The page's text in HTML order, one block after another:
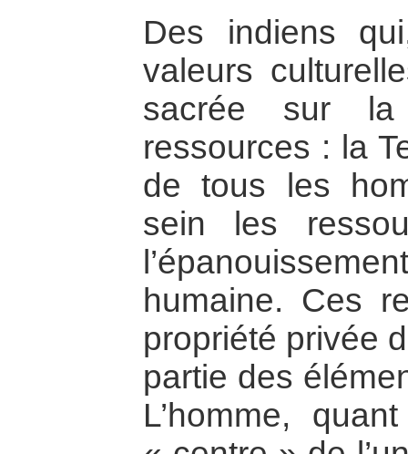
Des indiens
valeurs
sacrée sur
ressources : la
de tous les
sein les
humaine. Ces
propriété privée
partie des
L’homme,